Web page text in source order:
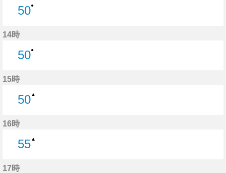
50●
14時
50●
15時
50▲
16時
55▲
17時